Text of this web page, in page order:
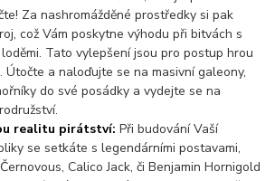
Za nashromážděné prostředky si pak
což Vám poskytne výhodu při bitvách s
Tato vylepšení jsou pro postup hrou
Útočte a naloďujte se na masivní galeony,
do své posádky a vydejte se na
realitu pirátství: Při budování Vaší
se setkáte s legendárními postavami,
Calico Jack, či Benjamin Hornigold